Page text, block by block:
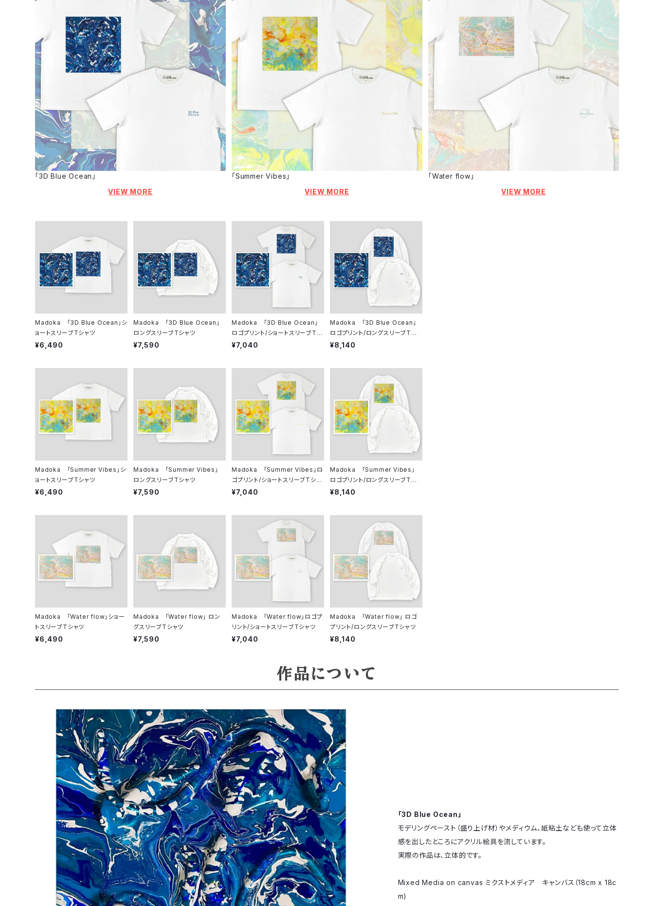
「3D Blue Ocean」
VIEW MORE
「Summer Vibes」
VIEW MORE
「Water flow」
VIEW MORE
Madoka 「3D Blue Ocean」シ
ョートスリーブTシャツ
¥6,490
Madoka 「3D Blue Ocean」
ロングスリーブTシャツ
¥7,590
Madoka 「3D Blue Ocean」
ロゴプリント/ショートスリーブTシ
ャツ
¥7,040
Madoka 「3D Blue Ocean」
ロゴプリント/ロングスリーブTシャ
ツ
¥8,140
Madoka 「Summer Vibes」シ
ョートスリーブTシャツ
¥6,490
Madoka 「Summer Vibes」
ロングスリーブTシャツ
¥7,590
Madoka 「Summer Vibes」ロ
ゴプリント/ショートスリーブTシャ
ツ
¥7,040
Madoka 「Summer Vibes」
ロゴプリント/ロングスリーブTシャ
ツ
¥8,140
Madoka 「Water flow」ショー
トスリーブTシャツ
¥6,490
Madoka 「Water flow」 ロン
グスリーブTシャツ
¥7,590
Madoka 「Water flow」ロゴプ
リント/ショートスリーブTシャツ
¥7,040
Madoka 「Water flow」 ロゴ
プリント/ロングスリーブTシャツ
¥8,140
作品について
「3D Blue Ocean」
モデリングペースト（盛り上げ材）やメディウム、紙粘土なども使って立体
感を出したところにアクリル絵具を流しています。
実際の作品は、立体的です。
Mixed Media on canvas ミクストメディア キャンバス（18cm x 18c
m)